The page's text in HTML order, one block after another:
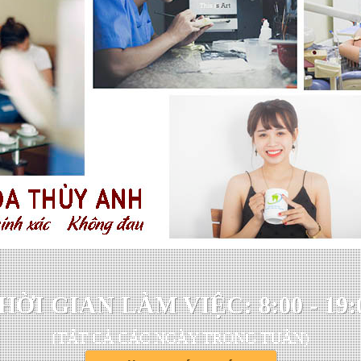
GIAN LÀM VIỆC: 8:00 -
(TẤT CẢ CÁC NGÀY TRONG TUẦN)